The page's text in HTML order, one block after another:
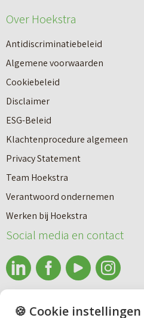
Nieuwbouw
Huren
Bedrijfsmakelaardij
Over Hoekstra
Antidiscriminatiebeleid
Algemene voorwaarden
Cookiebeleid
Disclaimer
ESG-Beleid
Klachtenprocedure algemeen
Privacy Statement
Team Hoekstra
Verantwoord ondernemen
Werken bij Hoekstra
Social media en contact
info@makelaardijhoekstra.nl
🍪 Cookie instellingen